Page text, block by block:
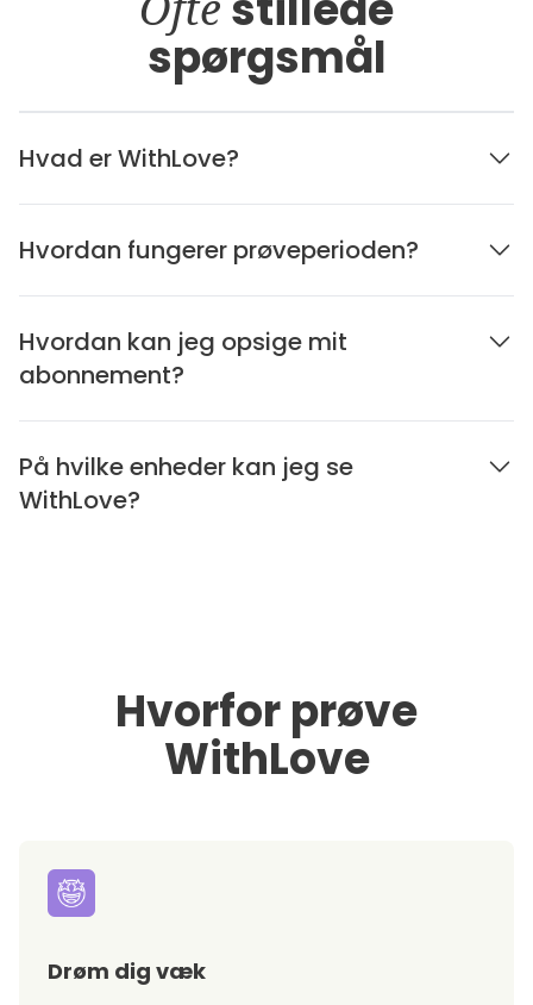
spørgsmål
Hvad er WithLove?
Hvordan fungerer prøveperioden?
Hvordan kan jeg opsige mit
abonnement?
På hvilke enheder kan jeg se
WithLove?
Hvorfor prøve
WithLove
Drøm dig væk